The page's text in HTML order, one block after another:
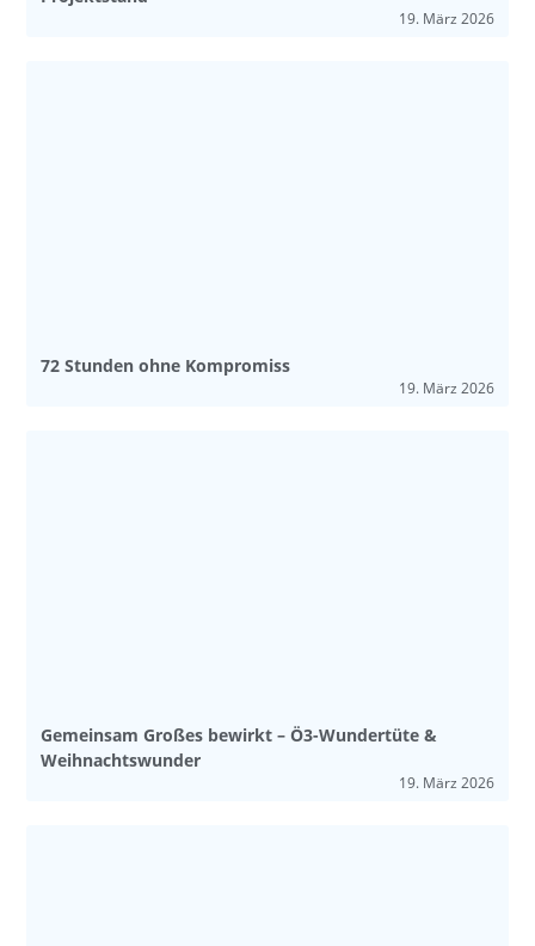
19. März 2026
72 Stunden ohne Kompromiss
19. März 2026
Gemeinsam Großes bewirkt – Ö3-Wundertüte &
Weihnachtswunder
19. März 2026